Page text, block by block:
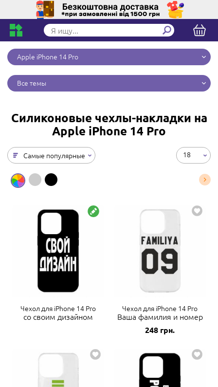
Apple iPhone 14 Pro
Все темы
Силиконовые чехлы-накладки на
Apple iPhone 14 Pro
Самые популярные 18
Чехол для iPhone 14 Pro
со своим дизайном
Чехол для iPhone 14 Pro
Ваша фамилия и номер
248 грн.